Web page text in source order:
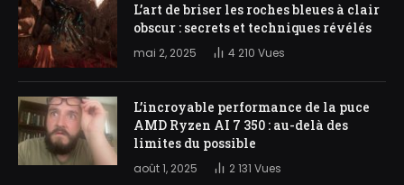
L’art de briser les roches bleues à clair
obscur : secrets et techniques révélés
mai 2, 2025 4 210 Vues
L’incroyable performance de la puce
AMD Ryzen AI 7 350 : au-delà des
limites du possible
août 1, 2025 2 131 Vues